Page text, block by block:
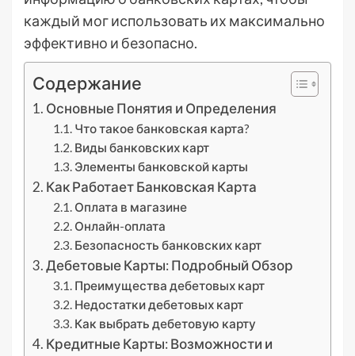
каждый мог использовать их максимально
эффективно и безопасно.
Содержание
Основные Понятия и Определения
Что такое банковская карта?
Виды банковских карт
Элементы банковской карты
Как Работает Банковская Карта
Оплата в магазине
Онлайн-оплата
Безопасность банковских карт
Дебетовые Карты: Подробный Обзор
Преимущества дебетовых карт
Недостатки дебетовых карт
Как выбрать дебетовую карту
Кредитные Карты: Возможности и